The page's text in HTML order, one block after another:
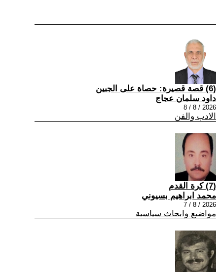
(6) قصة قصيرة: حصاة على الجبين
داود سلمان عجاج
2026 / 8 / 8
الادب والفن
(7) كرة القدم
محمد ابراهيم بسيوني
2026 / 8 / 7
مواضيع وابحاث سياسية